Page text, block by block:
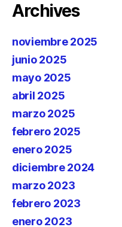
Archives
noviembre 2025
junio 2025
mayo 2025
abril 2025
marzo 2025
febrero 2025
enero 2025
diciembre 2024
marzo 2023
febrero 2023
enero 2023